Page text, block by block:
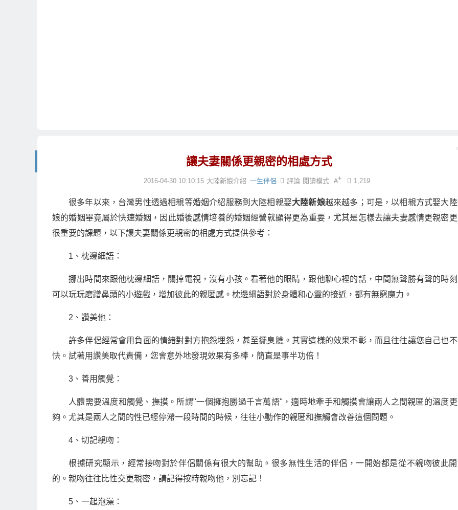
讓夫妻關係更親密的相處方式
2016-04-30 10:10:15 大陸新娘介紹 一生伴侶 評論 1,219
閱讀模式
很多年以來，台灣男性透過相親等婚姻介紹服務到大陸相親娶大陸新娘越來越多；可是，以相親方式娶大
娘的婚姻畢竟屬於快速婚姻，因此婚後感情培養的婚姻經營就顯得更為重要，尤其是怎樣去讓夫妻感情更親密
很重要的課題，以下讓夫妻關係更親密的相處方式提供參考：
1、枕邊細語：
挪出時間來跟他枕邊細語，關掉電視，沒有小孩。看著他的眼睛，跟他聊心裡的話，中間無聲勝有聲的時刻
可以玩玩磨蹭鼻頭的小遊戲，增加彼此的親匿感。枕邊細語對於身體和心靈的接近，都有無窮魔力。
2、讚美他：
許多伴侶經常會用負面的情緒對對方抱怨埋怨，甚至擺臭臉。其實這樣的效果不彰，而且往往讓您自己也
快。試著用讚美取代責備，您會意外地發現效果有多棒，簡直是事半功倍！
3、善用觸覺：
人體需要溫度和觸覺、撫摸。所謂"一個擁抱勝過千言萬語"，適時地牽手和觸摸會讓兩人之間親匿的溫度更
夠。尤其是兩人之間的性已經停滯一段時間的時候，往往小動作的親匿和撫觸會改善這個問題。
4、切記親吻：
根據研究顯示，經常接吻對於伴侶關係有很大的幫助。很多無性生活的伴侶，一開始都是從不親吻彼此
的。親吻往往比性交更親密，請記得按時親吻他，別忘記！
5、一起泡澡：